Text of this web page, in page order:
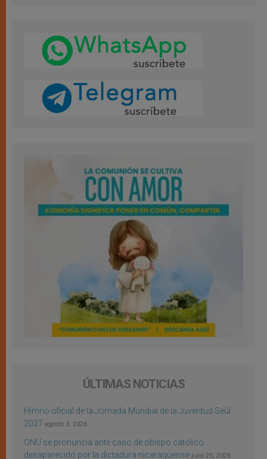
ÚLTIMAS NOTICIAS
Himno oficial de la Jornada Mundial de la Juventud Seúl
2027 agosto 3, 2026
ONU se pronuncia ante caso de obispo católico
desaparecido por la dictadura nicaragüense julio 25, 2026